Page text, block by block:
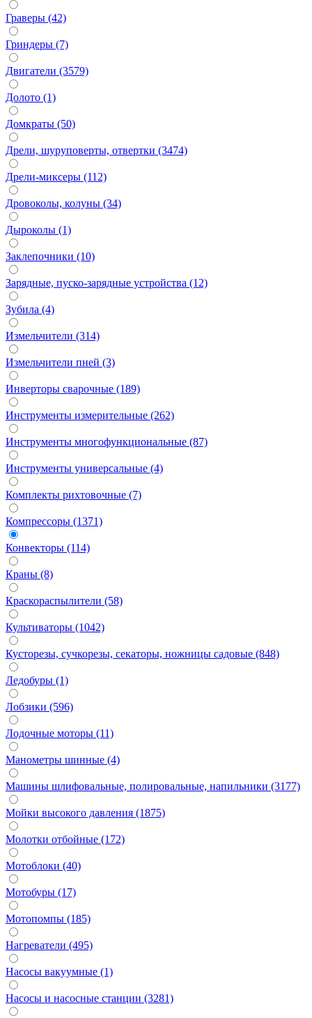
Граверы (42)
Гриндеры (7)
Двигатели (3579)
Долото (1)
Домкраты (50)
Дрели, шуруповерты, отвертки (3474)
Дрели-миксеры (112)
Дровоколы, колуны (34)
Дыроколы (1)
Заклепочники (10)
Зарядные, пуско-зарядные устройства (12)
Зубила (4)
Измельчители (314)
Измельчители пней (3)
Инверторы сварочные (189)
Инструменты измерительные (262)
Инструменты многофункциональные (87)
Инструменты универсальные (4)
Комплекты рихтовочные (7)
Компрессоры (1371)
Конвекторы (114)
Краны (8)
Краскораспылители (58)
Культиваторы (1042)
Кусторезы, сучкорезы, секаторы, ножницы садовые (848)
Ледобуры (1)
Лобзики (596)
Лодочные моторы (11)
Манометры шинные (4)
Машины шлифовальные, полировальные, напильники (3177)
Мойки высокого давления (1875)
Молотки отбойные (172)
Мотоблоки (40)
Мотобуры (17)
Мотопомпы (185)
Нагреватели (495)
Насосы вакуумные (1)
Насосы и насосные станции (3281)